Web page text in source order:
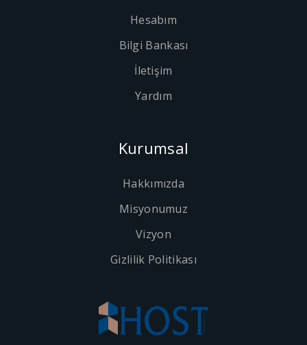
Hesabım
Bilgi Bankası
İletişim
Yardım
Kurumsal
Hakkımızda
Misyonumuz
Vizyon
Gizlilik Politikası